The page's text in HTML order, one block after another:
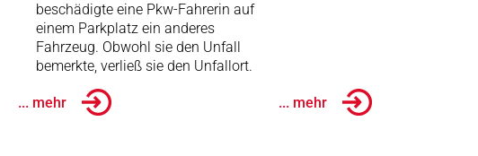
beschädigte eine Pkw-Fahrerin auf
einem Parkplatz ein anderes
Fahrzeug. Obwohl sie den Unfall
bemerkte, verließ sie den Unfallort.
... mehr ... mehr